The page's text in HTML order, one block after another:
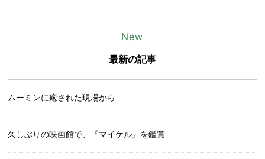
New
最新の記事
ムーミンに癒された現場から
久しぶりの映画館で、『マイケル』を鑑賞